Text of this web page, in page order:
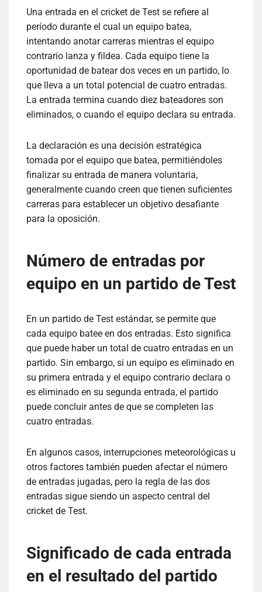
Una entrada en el cricket de Test se refiere al
período durante el cual un equipo batea,
intentando anotar carreras mientras el equipo
contrario lanza y fildea. Cada equipo tiene la
oportunidad de batear dos veces en un partido, lo
que lleva a un total potencial de cuatro entradas.
La entrada termina cuando diez bateadores son
eliminados, o cuando el equipo declara su entrada.
La declaración es una decisión estratégica
tomada por el equipo que batea, permitiéndoles
finalizar su entrada de manera voluntaria,
generalmente cuando creen que tienen suficientes
carreras para establecer un objetivo desafiante
para la oposición.
Número de entradas por
equipo en un partido de Test
En un partido de Test estándar, se permite que
cada equipo batee en dos entradas. Esto significa
que puede haber un total de cuatro entradas en un
partido. Sin embargo, si un equipo es eliminado en
su primera entrada y el equipo contrario declara o
es eliminado en su segunda entrada, el partido
puede concluir antes de que se completen las
cuatro entradas.
En algunos casos, interrupciones meteorológicas u
otros factores también pueden afectar el número
de entradas jugadas, pero la regla de las dos
entradas sigue siendo un aspecto central del
cricket de Test.
Significado de cada entrada
en el resultado del partido